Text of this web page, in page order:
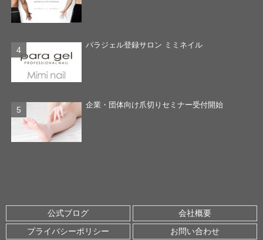
パラジェル登録サロン ミミネイル
企業・団体向け爪切りセミナー受付開始
公式ブログ
会社概要
プライバシーポリシー
お問い合わせ